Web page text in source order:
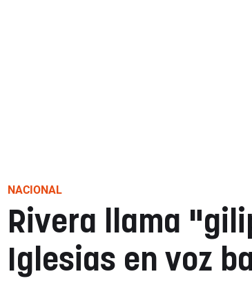
NACIONAL
Rivera llama
Iglesias en voz